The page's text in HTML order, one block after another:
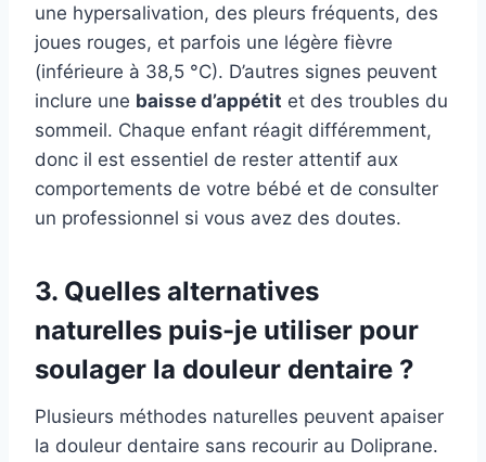
une hypersalivation, des pleurs fréquents, des
joues rouges, et parfois une légère fièvre
(inférieure à 38,5 °C). D’autres signes peuvent
inclure une baisse d’appétit et des troubles du
sommeil. Chaque enfant réagit différemment,
donc il est essentiel de rester attentif aux
comportements de votre bébé et de consulter
un professionnel si vous avez des doutes.
3. Quelles alternatives
naturelles puis-je utiliser pour
soulager la douleur dentaire ?
Plusieurs méthodes naturelles peuvent apaiser
la douleur dentaire sans recourir au Doliprane.